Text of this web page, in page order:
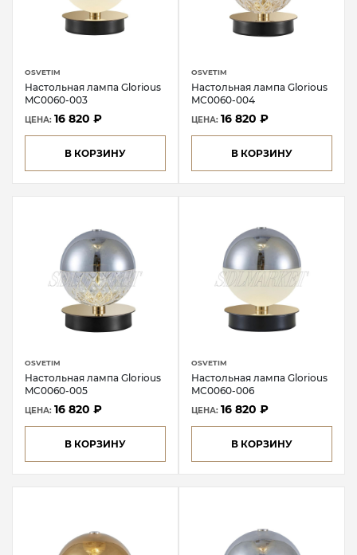
OSVETIM
Настольная лампа Glorious
MC0060-003
ЦЕНА: 16 820 ₽
В КОРЗИНУ
OSVETIM
Настольная лампа Glorious
MC0060-004
ЦЕНА: 16 820 ₽
В КОРЗИНУ
OSVETIM
Настольная лампа Glorious
MC0060-005
ЦЕНА: 16 820 ₽
В КОРЗИНУ
OSVETIM
Настольная лампа Glorious
MC0060-006
ЦЕНА: 16 820 ₽
В КОРЗИНУ